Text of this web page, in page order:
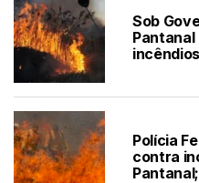
Sob
Polícia
contra